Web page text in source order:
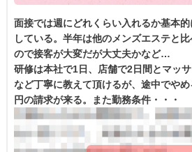
面接では週にどれくらい入れるか基本
している。半年は他のメンズエステと
ので接客が大変だが大丈夫かなど…
研修は本社で1日、店舗で2日間とマッ
など丁寧に教えて頂けるが、途中でや
円の請求が来る。また勤務条件・・・